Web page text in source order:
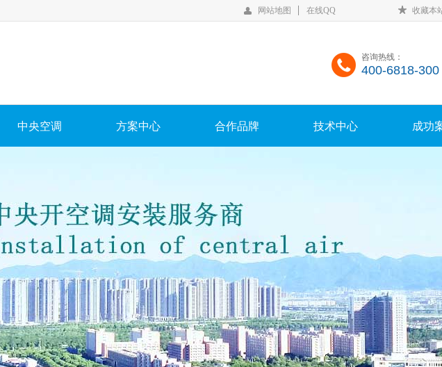
网站地图 在线QQ 收藏本
咨询热线：
400-6818-300
中央空调 方案中心 合作品牌 技术中心 成功